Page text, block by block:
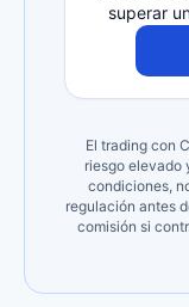
superar
El trading con
riesgo elevado
condiciones,
regulación antes
comisión si